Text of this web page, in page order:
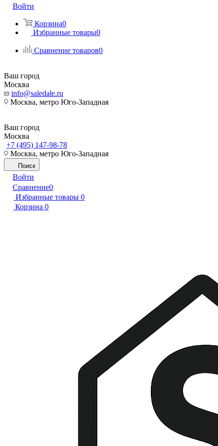
Войти
Корзина0
Избранные товары0
Сравнение товаров0
Ваш город
Москва
info@saledale.ru
Москва, метро Юго-Западная
Ваш город
Москва
+7 (495) 147-98-78
Москва, метро Юго-Западная
Поиск
Войти
Сравнение0
Избранные товары 0
Корзина 0